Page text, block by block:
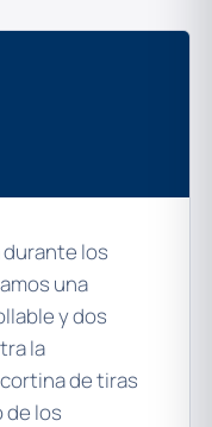
los
una
y dos
la
de tiras
de los